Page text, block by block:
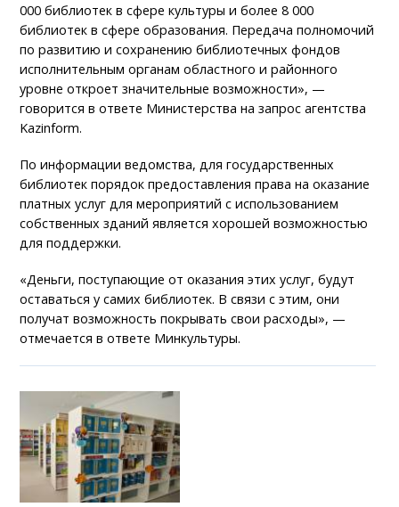
000 библиотек в сфере культуры и более 8 000
библиотек в сфере образования. Передача полномочий
по развитию и сохранению библиотечных фондов
исполнительным органам областного и районного
уровне откроет значительные возможности», —
говорится в ответе Министерства на запрос агентства
Kazinform.
По информации ведомства, для государственных
библиотек порядок предоставления права на оказание
платных услуг для мероприятий с использованием
собственных зданий является хорошей возможностью
для поддержки.
«Деньги, поступающие от оказания этих услуг, будут
оставаться у самих библиотек. В связи с этим, они
получат возможность покрывать свои расходы», —
отмечается в ответе Минкультуры.